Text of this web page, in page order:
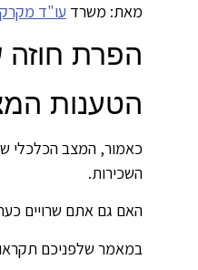
מאת: משרד עו"ד
הפרת חוזה
הטענות
כאמור, המצב הכלכלי
השכירות.
האם גם אתם שרויים
במאמר שלפניכם תקראו